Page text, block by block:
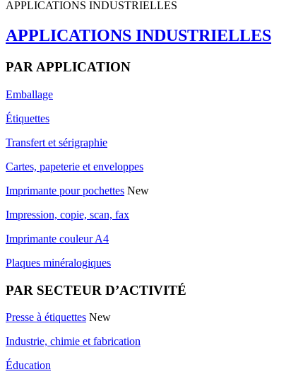
APPLICATIONS INDUSTRIELLES
APPLICATIONS INDUSTRIELLES
PAR APPLICATION
Emballage
Étiquettes
Transfert et sérigraphie
Cartes, papeterie et enveloppes
Imprimante pour pochettes New
Impression, copie, scan, fax
Imprimante couleur A4
Plaques minéralogiques
PAR SECTEUR D’ACTIVITÉ
Presse à étiquettes New
Industrie, chimie et fabrication
Éducation